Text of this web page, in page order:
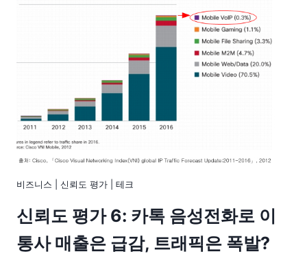
비즈니스 신뢰도 평가 테크
신뢰도 평가 6: 카톡 음성전화로 이
통사 매출은 급감, 트래픽은 폭발?